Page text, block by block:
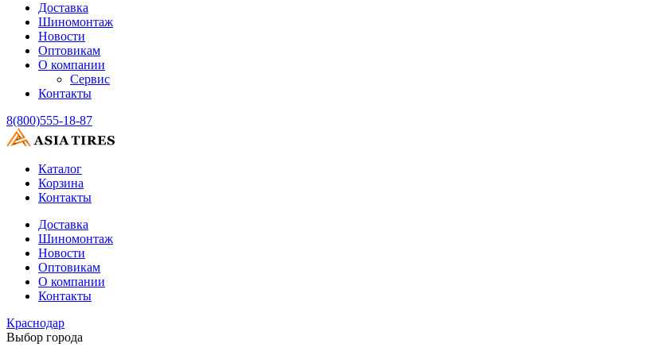
Доставка
Шиномонтаж
Новости
Оптовикам
О компании
Сервис
Контакты
8(800)555-18-87
Каталог
Корзина
Контакты
Доставка
Шиномонтаж
Новости
Оптовикам
О компании
Контакты
Краснодар
Выбор города